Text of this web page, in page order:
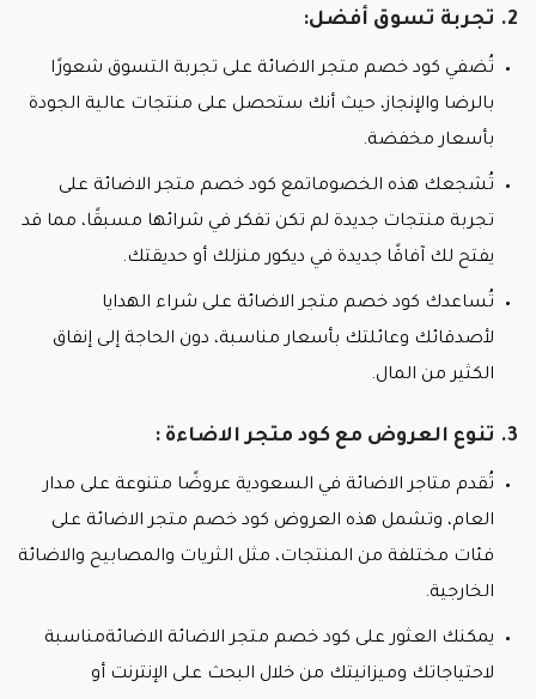
الاضائة الموجهة:
تُستخدم لتسليط الضوء على أشياء
محددة، مثل اللوحات الفنية أو قطع الديكور بأقل سعر
مع كود خصم متجر الاضائة.
وتتوفر بأشكال وأحجام متنوعة.
لا تنسى استعمال كوبون خصم متجر الاضاءة
3. الاضائة الخارجية:
إضاءة المداخل:تُستخدم لإضاءة مداخل المنازل
والحدائق، وتوفر الأمان والترحيب للزوار.
إضاءة المسابح:
أجواءً رائعة للسباحة والاسترخاء.
أجواءً رومانسية ودافئة.
إضاءة الشوارع:تُستخدم لإضاءة الشوارع والأماكن
العامة، وتوفر الأمان وتحسن من الرؤية ليلاً.
4. لمبات الاضائة:
لمبات LED:
لمبات الفلورسنت:تتميز بسعرها المنخفض مع كود
خصم متجر الاضائة ، لكنها تستهلك طاقة أكثر من
2. تجربة تسوق أفضل:
تُضفي كود خصم متجر الاضائة على تجربة التسوق شعورًا
بالرضا والإنجاز، حيث أنك ستحصل على منتجات عالية الجودة
بأسعار مخفضة.
تُشجعك هذه الخصوماتمع كود خصم متجر الاضائة على
تجربة منتجات جديدة لم تكن تفكر في شرائها مسبقًا، مما قد
يفتح لك آفاقًا جديدة في ديكور منزلك أو حديقتك.
تُساعدك كود خصم متجر الاضائة على شراء الهدايا
لأصدقائك وعائلتك بأسعار مناسبة، دون الحاجة إلى إنفاق
الكثير من المال.
3. تنوع العروض مع كود متجر الاضاءة :
تُقدم متاجر الاضائة في السعودية عروضًا متنوعة على مدار
العام، وتشمل هذه العروض كود خصم متجر الاضائة على
فئات مختلفة من المنتجات، مثل الثريات والمصابيح والاضائة
الخارجية.
يمكنك العثور على كود خصم متجر الاضائة الاضائةمناسبة
لاحتياجاتك وميزانيتك من خلال البحث على الإنترنت أو